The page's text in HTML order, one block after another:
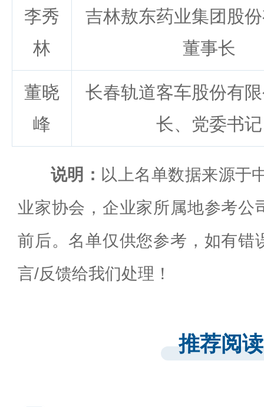
李秀
林
吉林敖东药业集团股
董事长
董晓
峰
长春轨道客车股份有
长、党委书记
说明： 以上名单数据来源于
业家协会，企业家所属地参考公
前后。名单仅供您参考，如有错
言/反馈给我们处理！
推荐阅读